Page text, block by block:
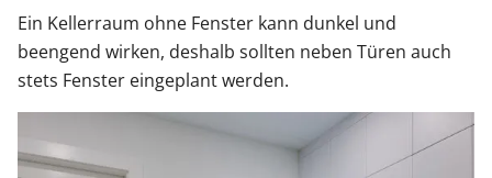
Ein Kellerraum ohne Fenster kann dunkel und
beengend wirken, deshalb sollten neben Türen auch
stets Fenster eingeplant werden.